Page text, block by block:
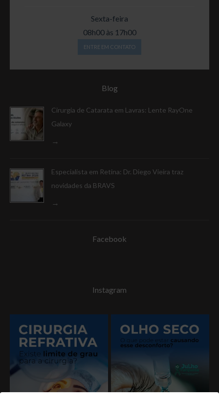
Sexta-feira
08h00 às 17h00
ENTRE EM CONTATO
Blog
Cirurgia de Catarata em Lavras: Lente RayOne
Galaxy
Especialista em Retina: Dr. Diego Vieira traz
novidades da BRAVS
Facebook
Instagram